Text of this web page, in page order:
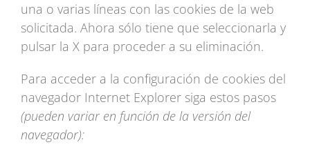
una o varias líneas con las cookies de la web
solicitada. Ahora sólo tiene que seleccionarla y
pulsar la X para proceder a su eliminación.
Para acceder a la configuración de cookies del
navegador Internet Explorer siga estos pasos
(pueden variar en función de la versión del
navegador):